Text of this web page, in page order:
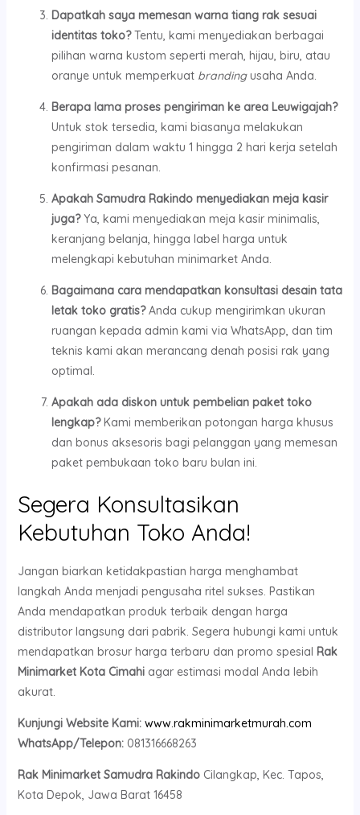
Dapatkah saya memesan warna tiang rak sesuai
identitas toko?Tentu, kami menyediakan berbagai
pilihan warna kustom seperti merah, hijau, biru, atau
oranye untuk memperkuat brandingusaha Anda.
Berapa lama proses pengiriman ke area Leuwigajah?
Untuk stok tersedia, kami biasanya melakukan
pengiriman dalam waktu 1 hingga 2 hari kerja setelah
konfirmasi pesanan.
Apakah Samudra Rakindo menyediakan meja kasir
juga?Ya, kami menyediakan meja kasir minimalis,
keranjang belanja, hingga label harga untuk
melengkapi kebutuhan minimarket Anda.
Bagaimana cara mendapatkan konsultasi desain tata
letak toko gratis?Anda cukup mengirimkan ukuran
ruangan kepada admin kami via WhatsApp, dan tim
teknis kami akan merancang denah posisi rak yang
optimal.
Apakah ada diskon untuk pembelian paket toko
lengkap?Kami memberikan potongan harga khusus
dan bonus aksesoris bagi pelanggan yang memesan
paket pembukaan toko baru bulan ini.
Segera Konsultasikan
Kebutuhan Toko Anda!
Jangan biarkan ketidakpastian harga menghambat
langkah Anda menjadi pengusaha ritel sukses. Pastikan
Anda mendapatkan produk terbaik dengan harga
distributor langsung dari pabrik. Segera hubungi kami untuk
mendapatkan brosur harga terbaru dan promo spesial Rak
Minimarket Kota Cimahiagar estimasi modal Anda lebih
akurat.
Kunjungi Website Kami: www.rakminimarketmurah.com
WhatsApp/Telepon:081316668263
Rak Minimarket Samudra RakindoCilangkap, Kec. Tapos,
Kota Depok, Jawa Barat 16458